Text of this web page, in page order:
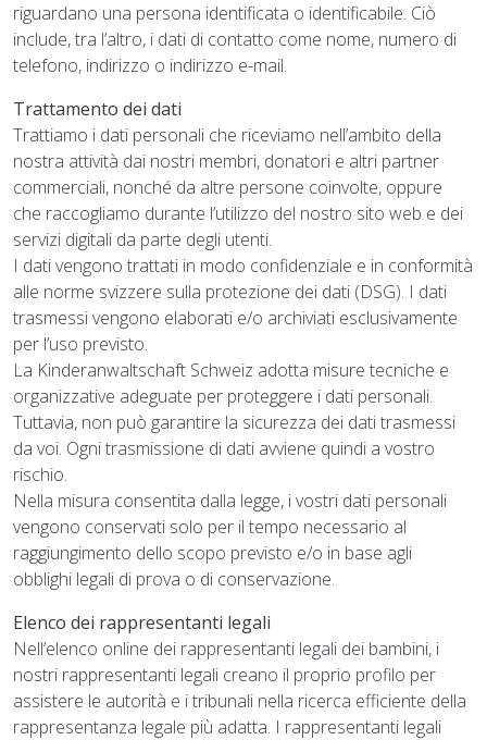
riguardano una persona identificata o identificabile. Ciò
include, tra l’altro, i dati di contatto come nome, numero di
telefono, indirizzo o indirizzo e-mail.
Trattamento dei dati
Trattiamo i dati personali che riceviamo nell’ambito della
nostra attività dai nostri membri, donatori e altri partner
commerciali, nonché da altre persone coinvolte, oppure
che raccogliamo durante l’utilizzo del nostro sito web e dei
servizi digitali da parte degli utenti.
I dati vengono trattati in modo confidenziale e in conformità
alle norme svizzere sulla protezione dei dati (DSG). I dati
trasmessi vengono elaborati e/o archiviati esclusivamente
per l’uso previsto.
La Kinderanwaltschaft Schweiz adotta misure tecniche e
organizzative adeguate per proteggere i dati personali.
Tuttavia, non può garantire la sicurezza dei dati trasmessi
da voi. Ogni trasmissione di dati avviene quindi a vostro
rischio.
Nella misura consentita dalla legge, i vostri dati personali
vengono conservati solo per il tempo necessario al
raggiungimento dello scopo previsto e/o in base agli
obblighi legali di prova o di conservazione.
Elenco dei rappresentanti legali
Nell’elenco online dei rappresentanti legali dei bambini, i
nostri rappresentanti legali creano il proprio profilo per
assistere le autorità e i tribunali nella ricerca efficiente della
rappresentanza legale più adatta. I rappresentanti legali